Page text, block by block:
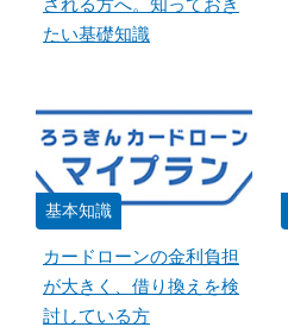
される方へ。知っておき
たい基礎知識
基本知識
カードローンの金利負担
が大きく、借り換えを検
討している方